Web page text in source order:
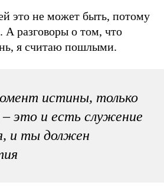
это не может быть, потому
А разговоры о том, что
я считаю пошлыми.
истины, только
это и есть служение
и ты должен